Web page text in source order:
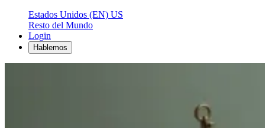
Estados Unidos (EN) US
Resto del Mundo
Login
Hablemos